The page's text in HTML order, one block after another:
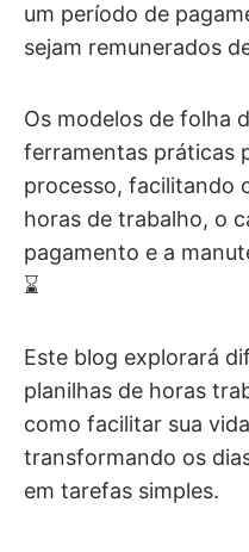
um período de
sejam remunerados
Os modelos de folha
ferramentas práticas
processo, facilitando
horas de trabalho, o
pagamento e a
⌛️
Este blog explorará
planilhas de horas
como facilitar sua
transformando os
em tarefas simples.